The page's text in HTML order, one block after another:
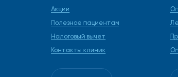
Акции
Полезное пациентам
Налоговый вычет
Контакты клиник